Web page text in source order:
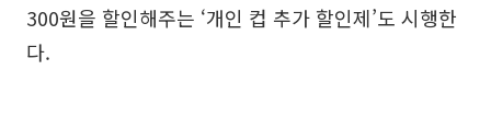
300원을 할인해주는 ‘개인 컵 추가 할인제’도 시행한
다.